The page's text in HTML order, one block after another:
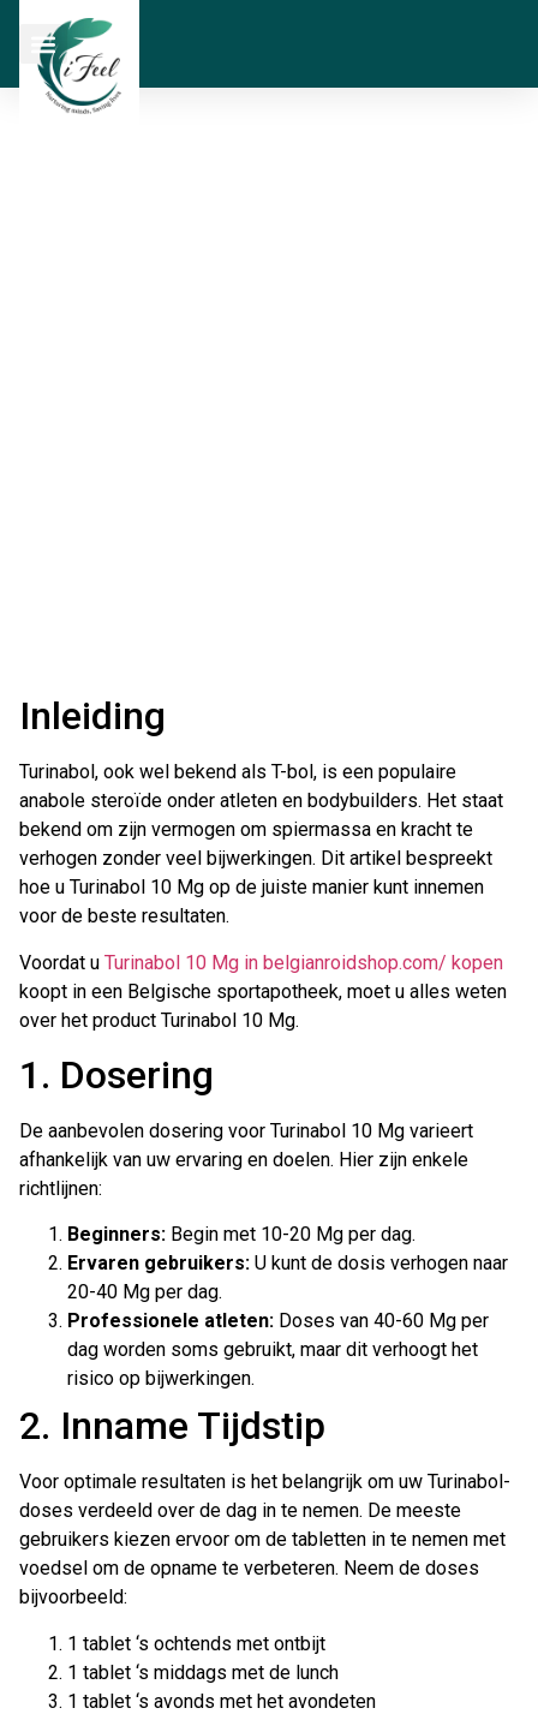
Turinabol 10 Mg:
Hoe in te nemen
Inleiding
Turinabol, ook wel bekend als T-bol, is een populaire
anabole steroïde onder atleten en bodybuilders. Het staat
bekend om zijn vermogen om spiermassa en kracht te
verhogen zonder veel bijwerkingen. Dit artikel bespreekt
hoe u Turinabol 10 Mg op de juiste manier kunt innemen
voor de beste resultaten.
Voordat u Turinabol 10 Mg in belgianroidshop.com/ kopen
koopt in een Belgische sportapotheek, moet u alles weten
over het product Turinabol 10 Mg.
1. Dosering
De aanbevolen dosering voor Turinabol 10 Mg varieert
afhankelijk van uw ervaring en doelen. Hier zijn enkele
richtlijnen:
Beginners: Begin met 10-20 Mg per dag.
Ervaren gebruikers: U kunt de dosis verhogen naar
20-40 Mg per dag.
Professionele atleten: Doses van 40-60 Mg per
dag worden soms gebruikt, maar dit verhoogt het
risico op bijwerkingen.
2. Inname Tijdstip
Voor optimale resultaten is het belangrijk om uw Turinabol-
doses verdeeld over de dag in te nemen. De meeste
gebruikers kiezen ervoor om de tabletten in te nemen met
voedsel om de opname te verbeteren. Neem de doses
bijvoorbeeld:
1 tablet ‘s ochtends met ontbijt
1 tablet ‘s middags met de lunch
1 tablet ‘s avonds met het avondeten